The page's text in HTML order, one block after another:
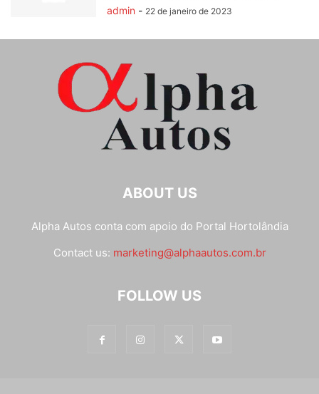
admin - 22 de janeiro de 2023
ABOUT US
Alpha Autos conta com apoio do Portal Hortolândia
Contact us: marketing@alphaautos.com.br
FOLLOW US